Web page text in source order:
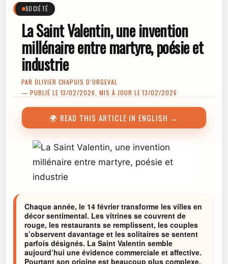
SOCIÉTÉ
La Saint Valentin, une invention
millénaire entre martyre, poésie et
industrie
PAR OLIVIER CHAPUIS D’ORGEVAL
— PUBLIÉ LE 13/02/2026, MIS À JOUR LE 13/02/2026
🌍 READ THIS ARTICLE IN ENGLISH →
Chaque année, le 14 février transforme les villes en
décor sentimental. Les vitrines se couvrent de
rouge, les restaurants se remplissent, les couples
s’observent davantage et les solitaires se sentent
parfois désignés. La Saint Valentin semble
aujourd’hui une évidence commerciale et affective.
Pourtant son origine est beaucoup plus complexe,